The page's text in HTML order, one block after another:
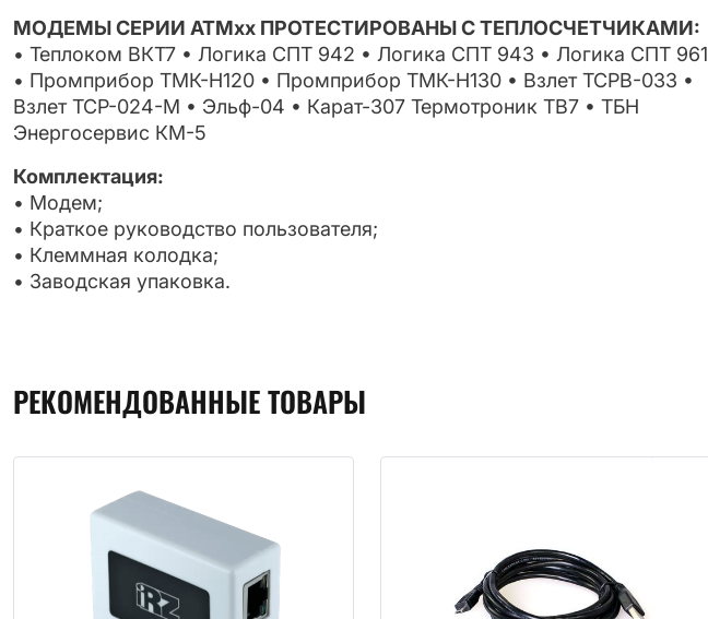
МОДЕМЫ СЕРИИ АТМxx ПРОТЕСТИРОВАНЫ С ТЕПЛОСЧЕТЧИКАМИ:
• Теплоком ВКТ7 • Логика СПТ 942 • Логика СПТ 943 • Логика СПТ 961
• Промприбор ТМК-Н120 • Промприбор ТМК-Н130 • Взлет ТСРВ-033 •
Взлет ТСР-024-М • Эльф-04 • Карат-307 Термотроник ТВ7 • ТБН
Энергосервис КМ-5
Комплектация:
• Модем;
• Краткое руководство пользователя;
• Клеммная колодка;
• Заводская упаковка.
РЕКОМЕНДОВАННЫЕ ТОВАРЫ